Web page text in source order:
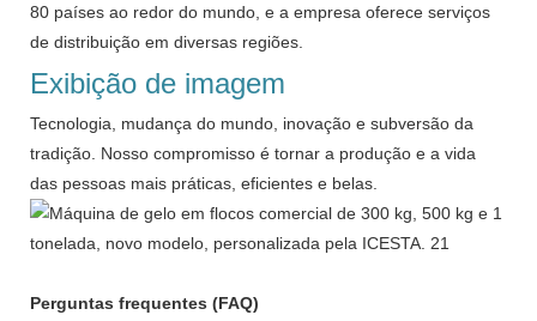
80 países ao redor do mundo, e a empresa oferece serviços
de distribuição em diversas regiões.
Exibição de imagem
Tecnologia, mudança do mundo, inovação e subversão da
tradição. Nosso compromisso é tornar a produção e a vida
das pessoas mais práticas, eficientes e belas.
Perguntas frequentes (FAQ)